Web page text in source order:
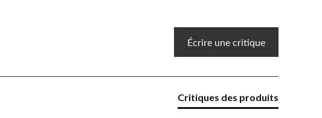
Écrire une critique
Critiques des produits